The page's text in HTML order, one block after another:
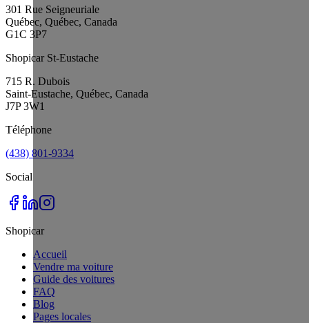
301 Rue Seigneuriale
Québec, Québec, Canada
G1C 3P7
Shopicar St-Eustache
715 R. Dubois
Saint-Eustache, Québec, Canada
J7P 3W1
Téléphone
(438) 801-9334
Social
Shopicar
Accueil
Vendre ma voiture
Guide des voitures
FAQ
Blog
Pages locales